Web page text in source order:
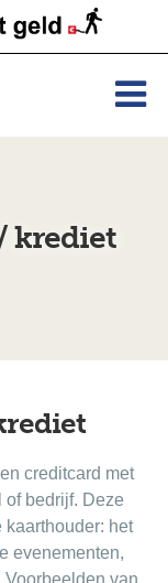
krediet
creditcard met
bedrijf. Deze
kaarthouder: het
evenementen,
van